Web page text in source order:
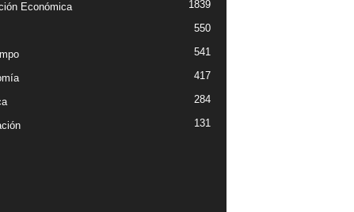
Económica 1839
550
541
417
284
131